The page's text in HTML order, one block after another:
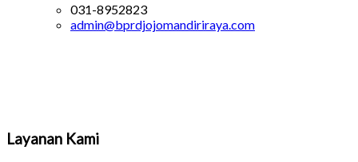
031-8952823
admin@bprdjojomandiriraya.com
Layanan Kami